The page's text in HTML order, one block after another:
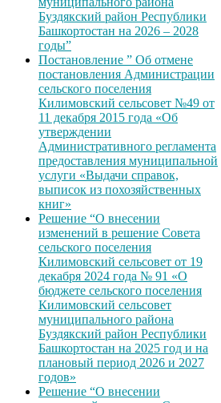
Буздякский район Республики
Башкортостан на 2026 – 2028
годы”
Постановление ” Об отмене
постановления Администрации
сельского поселения
Килимовский сельсовет №49 от
11 декабря 2015 года «Об
утверждении
Административного регламента
предоставления муниципальной
услуги «Выдачи справок,
выписок из похозяйственных
книг»
Решение “О внесении
изменений в решение Совета
сельского поселения
Килимовский сельсовет от 19
декабря 2024 года № 91 «О
бюджете сельского поселения
Килимовский сельсовет
муниципального района
Буздякский район Республики
Башкортостан на 2025 год и на
плановый период 2026 и 2027
годов»
Решение “О внесении